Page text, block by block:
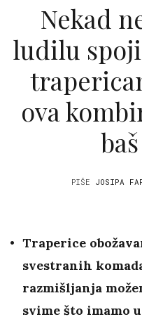
Nekad
ludilu
ova
PIŠE JOSIPA
Traperice
svestranih
razmišljanja
svime što imamo